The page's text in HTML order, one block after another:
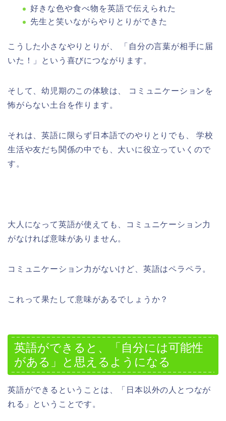
好きな色や食べ物を英語で伝えられた
先生と笑いながらやりとりができた
こうした小さなやりとりが、 「自分の言葉が相手に届
いた！」という喜びにつながります。
そして、幼児期のこの体験は、 コミュニケーションを
怖がらない土台を作ります。
それは、英語に限らず日本語でのやりとりでも、 学校
生活や友だち関係の中でも、大いに役立っていくので
す。
大人になって英語が使えても、コミュニケーション力
がなければ意味がありません。
コミュニケーション力がないけど、英語はペラペラ。
これって果たして意味があるでしょうか？
英語ができると、「自分には可能性
がある」と思えるようになる
英語ができるということは、「日本以外の人とつなが
れる」ということです。